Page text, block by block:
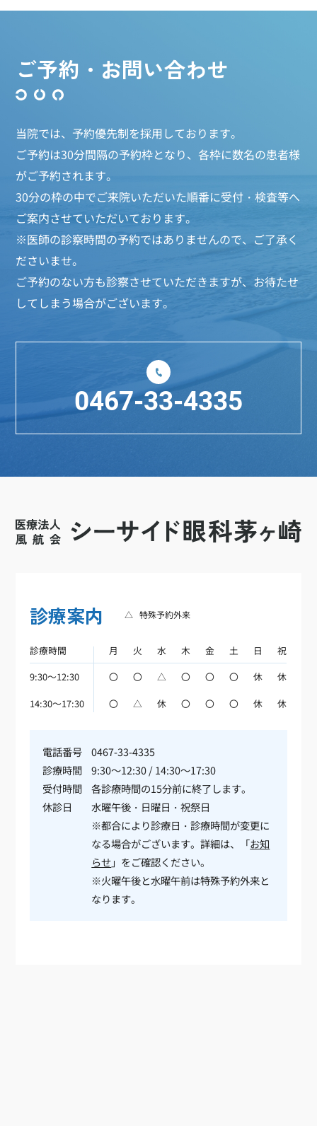
ご予約・お問い合わせ
当院では、予約優先制を採用しております。
ご予約は30分間隔の予約枠となり、各枠に数名の患者様
がご予約されます。
30分の枠の中でご来院いただいた順番に受付・検査等へ
ご案内させていただいております。
※医師の診察時間の予約ではありませんので、ご了承く
ださいませ。
ご予約のない方も診察させていただきますが、お待たせ
してしまう場合がございます。
0467-33-4335
診療案内 △ 特殊予約外来
診療時間 月 火 水 木 金 土 日
祝
9:30～12:30
〇 〇 △ 〇 〇 〇 休
休
14:30～17:30
〇 △ 休 〇 〇 〇 休 休
電話番号
0467-33-4335
診療時間
9:30～12:30 / 14:30～17:30
受付時間
各診療時間の15分前に終了します。
休診日
水曜午後・日曜日・祝祭日
※都合により診療日・診療時間が変更に
なる場合がございます。詳細は、「お知
らせ」をご確認ください。
※火曜午後と水曜午前は特殊予約外来と
なります。